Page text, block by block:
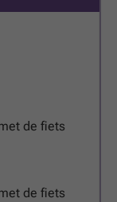
de fiets
de fiets